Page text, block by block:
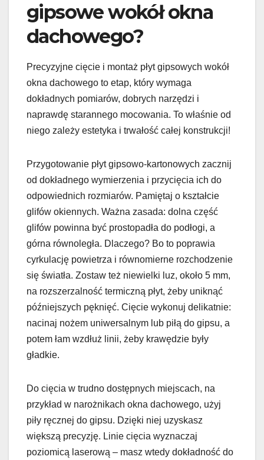
gipsowe wokół okna
dachowego?
Precyzyjne cięcie i montaż płyt gipsowych wokół
okna dachowego to etap, który wymaga
dokładnych pomiarów, dobrych narzędzi i
naprawdę starannego mocowania. To właśnie od
niego zależy estetyka i trwałość całej konstrukcji!
Przygotowanie płyt gipsowo-kartonowych zacznij
od dokładnego wymierzenia i przycięcia ich do
odpowiednich rozmiarów. Pamiętaj o kształcie
glifów okiennych. Ważna zasada: dolna część
glifów powinna być prostopadła do podłogi, a
górna równoległa. Dlaczego? Bo to poprawia
cyrkulację powietrza i równomierne rozchodzenie
się światła. Zostaw też niewielki luz, około 5 mm,
na rozszerzalność termiczną płyt, żeby uniknąć
późniejszych pęknięć. Cięcie wykonuj delikatnie:
nacinaj nożem uniwersalnym lub piłą do gipsu, a
potem łam wzdłuż linii, żeby krawędzie były
gładkie.
Do cięcia w trudno dostępnych miejscach, na
przykład w narożnikach okna dachowego, użyj
piły ręcznej do gipsu. Dzięki niej uzyskasz
większą precyzję. Linie cięcia wyznaczaj
poziomicą laserową – masz wtedy dokładność do